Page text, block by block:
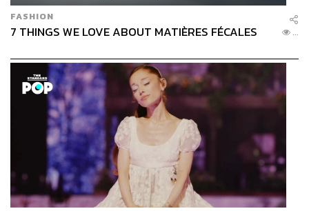
FASHION
7 THINGS WE LOVE ABOUT MATIÈRES FÉCALES ...